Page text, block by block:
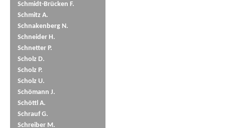
Schmidt-Brücken F.
Schmitz A.
Schnakenberg N.
Schneider H.
Schnetter P.
Scholz D.
Scholz P.
Scholz U.
Schömann J.
Schöttl A.
Schrauf G.
Schreiber M.